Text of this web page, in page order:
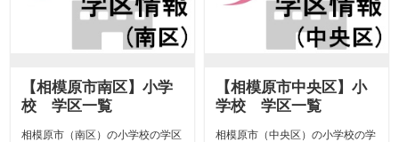
【相模原市南区】小学
校 学区一覧
相模原市（南区）の小学校の学区
【相模原市中央区】小
学校 学区一覧
相模原市（中央区）の小学校の学